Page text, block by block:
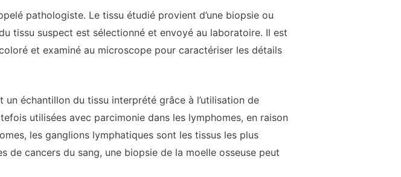
pathologiste. Le tissu étudié provient d’une biopsie ou
tissu suspect est sélectionné et envoyé au laboratoire. Il est
et examiné au microscope pour caractériser les détails
échantillon du tissu interprété grâce à l’utilisation de
utilisées avec parcimonie dans les lymphomes, en raison
les ganglions lymphatiques sont les tissus les plus
cancers du sang, une biopsie de la moelle osseuse peut